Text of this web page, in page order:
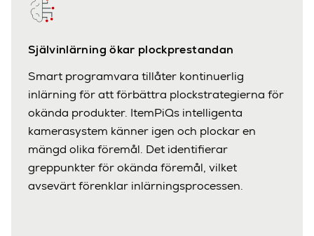
Självinlärning ökar plockprestandan
Smart programvara tillåter kontinuerlig
inlärning för att förbättra plockstrategierna för
okända produkter. ItemPiQs intelligenta
kamerasystem känner igen och plockar en
mängd olika föremål. Det identifierar
greppunkter för okända föremål, vilket
avsevärt förenklar inlärningsprocessen.